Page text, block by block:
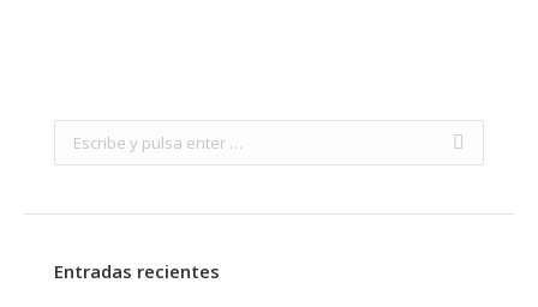
Search:
Entradas recientes